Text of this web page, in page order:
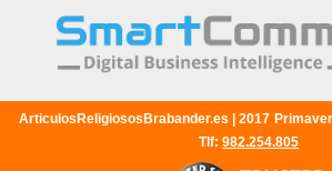
ArticulosReligiososBrabander.es | 2017
Tlf: 982.254.805